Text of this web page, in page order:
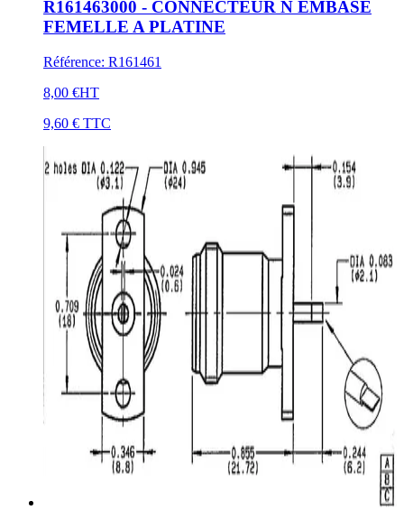
R161463000 - CONNECTEUR N EMBASE
FEMELLE A PLATINE
Référence: R161461
8,00 €HT
9,60 € TTC